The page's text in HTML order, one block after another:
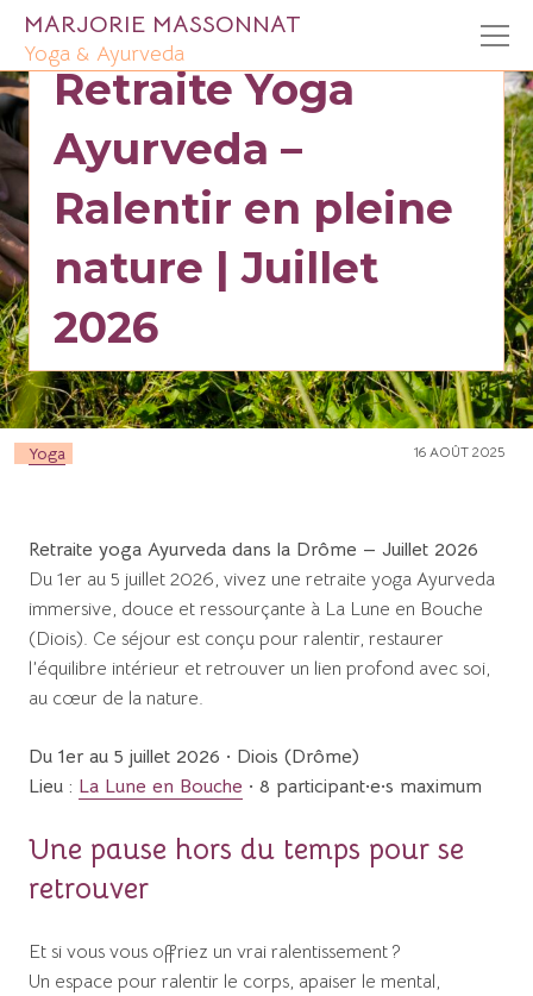
MARJORIE MASSONNAT
Yoga & Ayurveda
Retraite Yoga
Ayurveda –
Ralentir en pleine
nature | Juillet
2026
Yoga 16 AOÛT 2025
Retraite yoga Ayurveda dans la Drôme — Juillet 2026
Du 1er au 5 juillet 2026, vivez une retraite yoga Ayurveda
immersive, douce et ressourçante à La Lune en Bouche
(Diois). Ce séjour est conçu pour ralentir, restaurer
l’équilibre intérieur et retrouver un lien profond avec soi,
au cœur de la nature.
Du 1er au 5 juillet 2026 · Diois (Drôme)
Lieu : La Lune en Bouche · 8 participant·e·s maximum
Une pause hors du temps pour se
retrouver
Et si vous vous offriez un vrai ralentissement ?
Un espace pour ralentir le corps, apaiser le mental,